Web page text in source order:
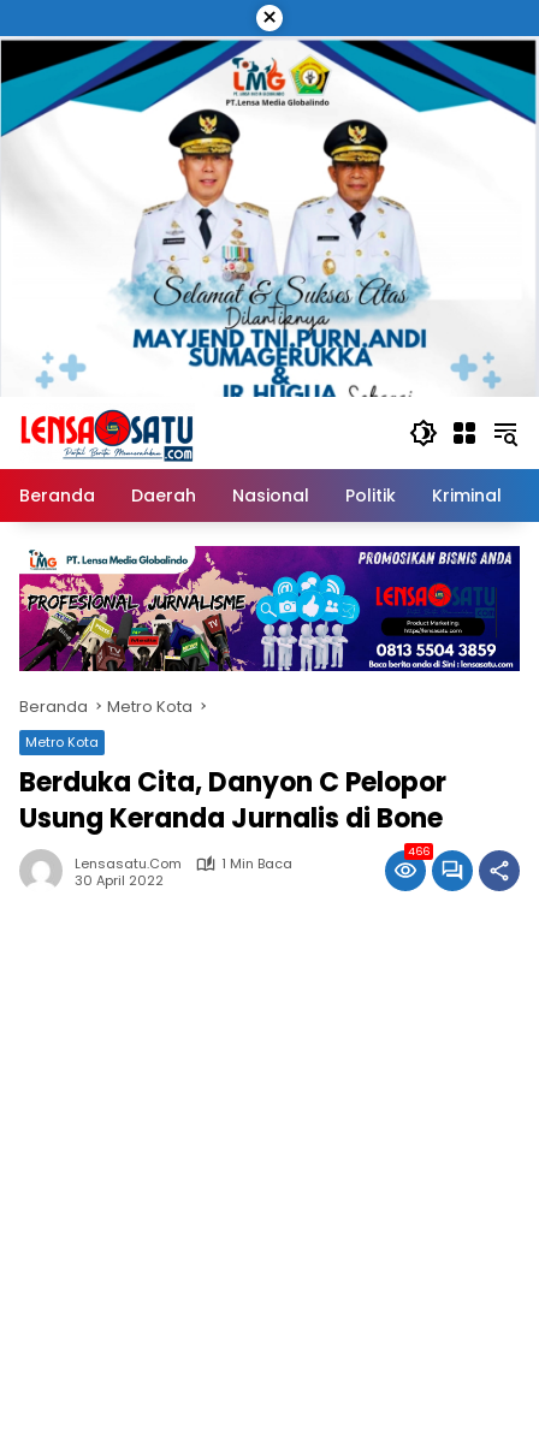
ke
konten
×
Beranda Daerah Nasional Politik Kriminal
Beranda Metro Kota
Metro Kota
Berduka Cita, Danyon C Pelopor
Usung Keranda Jurnalis di Bone
Lensasatu.com
1 Min Baca
30 April 2022
466